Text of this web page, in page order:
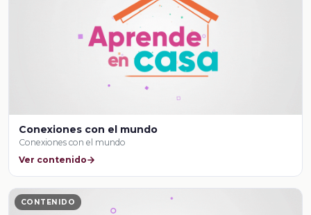
Conexiones con el mundo
Conexiones con el mundo
Ver contenido
CONTENIDO